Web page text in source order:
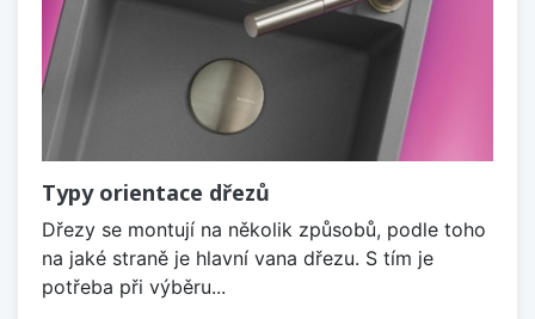
Typy orientace dřezů
Dřezy se montují na několik způsobů, podle toho
na jaké straně je hlavní vana dřezu. S tím je
potřeba při výběru...